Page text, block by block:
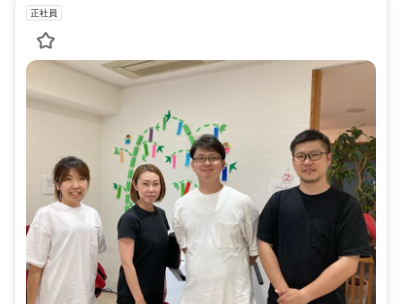
正社員